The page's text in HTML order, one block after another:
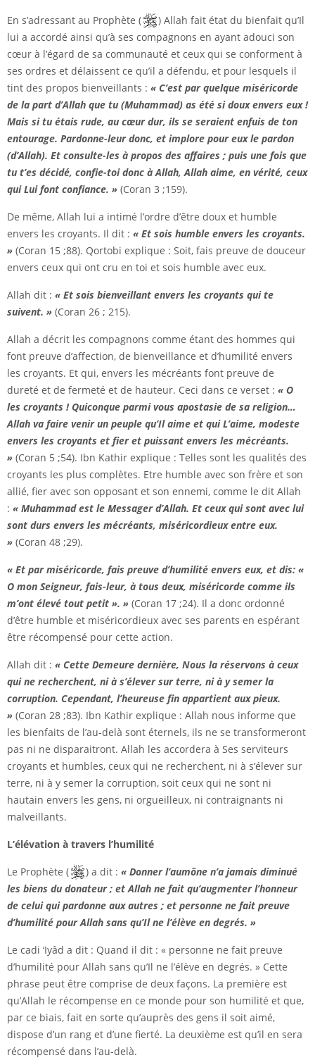
En s’adressant au Prophète (
) Allah fait état du bienfait qu’Il
lui a accordé ainsi qu’à ses compagnons en ayant adouci son
cœur à l’égard de sa communauté et ceux qui se conforment à
ses ordres et délaissent ce qu’il a défendu, et pour lesquels il
tint des propos bienveillants : « C’est par quelque miséricorde
de la part d’Allah que tu (Muhammad) as été si doux envers eux !
Mais si tu étais rude, au cœur dur, ils se seraient enfuis de ton
entourage. Pardonne-leur donc, et implore pour eux le pardon
(d’Allah). Et consulte-les à propos des affaires ; puis une fois que
tu t’es décidé, confie-toi donc à Allah, Allah aime, en vérité, ceux
qui Lui font confiance. » (Coran 3 ;159).
De même, Allah lui a intimé l’ordre d’être doux et humble
envers les croyants. Il dit : « Et sois humble envers les croyants.
» (Coran 15 ;88). Qortobi explique : Soit, fais preuve de douceur
envers ceux qui ont cru en toi et sois humble avec eux.
Allah dit : « Et sois bienveillant envers les croyants qui te
suivent. » (Coran 26 ; 215).
Allah a décrit les compagnons comme étant des hommes qui
font preuve d’affection, de bienveillance et d’humilité envers
les croyants. Et qui, envers les mécréants font preuve de
dureté et de fermeté et de hauteur. Ceci dans ce verset : « O
les croyants ! Quiconque parmi vous apostasie de sa religion…
Allah va faire venir un peuple qu’Il aime et qui L’aime, modeste
envers les croyants et fier et puissant envers les mécréants.
» (Coran 5 ;54). Ibn Kathir explique : Telles sont les qualités des
croyants les plus complètes. Etre humble avec son frère et son
allié, fier avec son opposant et son ennemi, comme le dit Allah
: « Muhammad est le Messager d’Allah. Et ceux qui sont avec lui
sont durs envers les mécréants, miséricordieux entre eux.
» (Coran 48 ;29).
« Et par miséricorde, fais preuve d’humilité envers eux, et dis: «
O mon Seigneur, fais-leur, à tous deux, miséricorde comme ils
m’ont élevé tout petit ». » (Coran 17 ;24). Il a donc ordonné
d’être humble et miséricordieux avec ses parents en espérant
être récompensé pour cette action.
Allah dit : « Cette Demeure dernière, Nous la réservons à ceux
qui ne recherchent, ni à s’élever sur terre, ni à y semer la
corruption. Cependant, l’heureuse fin appartient aux pieux.
» (Coran 28 ;83). Ibn Kathir explique : Allah nous informe que
les bienfaits de l’au-delà sont éternels, ils ne se transformeront
pas ni ne disparaitront. Allah les accordera à Ses serviteurs
croyants et humbles, ceux qui ne recherchent, ni à s’élever sur
terre, ni à y semer la corruption, soit ceux qui ne sont ni
hautain envers les gens, ni orgueilleux, ni contraignants ni
malveillants.
L’élévation à travers l’humilité
Le Prophète ( ) a dit : « Donner l’aumône n’a jamais diminué
les biens du donateur ; et Allah ne fait qu’augmenter l’honneur
de celui qui pardonne aux autres ; et personne ne fait preuve
d’humilité pour Allah sans qu’Il ne l’élève en degrés. »
Le cadi ‘Iyâd a dit : Quand il dit : « personne ne fait preuve
d’humilité pour Allah sans qu’Il ne l’élève en degrés. » Cette
phrase peut être comprise de deux façons. La première est
qu’Allah le récompense en ce monde pour son humilité et que,
par ce biais, fait en sorte qu’auprès des gens il soit aimé,
dispose d’un rang et d’une fierté. La deuxième est qu’il en sera
récompensé dans l’au-delà.